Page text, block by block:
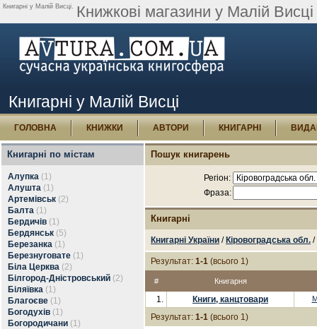
Книгарні у Малій Висці. Книжкові магазини у Малій
Книгарні у Малій Висці
ГОЛОВНА КНИЖКИ АВТОРИ КНИГАРНІ
Книгарні по містам
Алупка (1)
Алушта (1)
Артемівськ (2)
Балта (1)
Бердичів (1)
Бердянськ (5)
Березанка (1)
Березнуговате (1)
Біла Церква (2)
Білгород-Дністровський (2)
Біляївка (1)
Благоєве (1)
Богодухів (1)
Богородичани (1)
Пошук книгарень
Регіон:
Фраза:
Книгарні
Книгарні України / Кіровоградська обл. /
Результат: 1-1 (всього 1)
# Книгарня
1. Книги, канцтовари
Результат: 1-1 (всього 1)